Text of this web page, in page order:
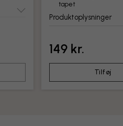
tapet
Produktoplysninger
149 kr.
Tilføj